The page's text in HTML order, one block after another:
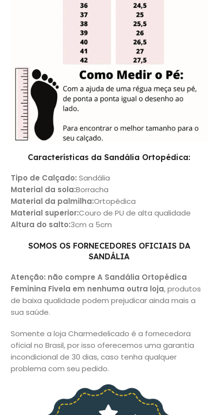
Características da Sandália Ortopédica:
Tipo de Calçado: Sandália
Material da sola:Borracha
Material da palmilha:Ortopédica
Material superior:Couro de PU de alta qualidade
Altura do salto:3cm a 5cm
SOMOS OS FORNECEDORES OFICIAIS DA
SANDÁLIA
Atenção: não compre A Sandália Ortopédica
Feminina Fivela em nenhuma outra loja, produtos
de baixa qualidade podem prejudicar ainda mais a
sua saúde.
Somente a loja Charmedelicado é a fornecedora
oficial no Brasil, por isso oferecemos uma garantia
incondicional de 30 dias, caso tenha qualquer
problema com seu pedido.